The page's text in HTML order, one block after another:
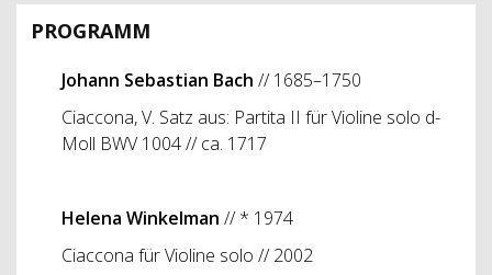
PROGRAMM
Johann Sebastian Bach // 1685–1750
Ciaccona, V. Satz aus: Partita II für Violine solo d-
Moll BWV 1004 // ca. 1717
Helena Winkelman // * 1974
Ciaccona für Violine solo // 2002